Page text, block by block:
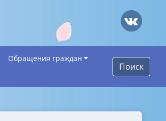
Обращения граждан
Поиск